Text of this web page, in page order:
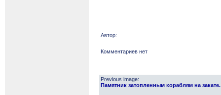
Автор:
Комментариев нет
Previous image:
Памятник затопленным кораблям на